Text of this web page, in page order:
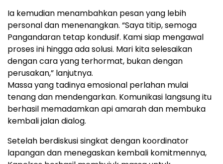
Ia kemudian menambahkan pesan yang lebih
personal dan menenangkan. “Saya titip, semoga
Pangandaran tetap kondusif. Kami siap mengawal
proses ini hingga ada solusi. Mari kita selesaikan
dengan cara yang terhormat, bukan dengan
perusakan,” lanjutnya.
Massa yang tadinya emosional perlahan mulai
tenang dan mendengarkan. Komunikasi langsung itu
berhasil memadamkan api amarah dan membuka
kembali jalan dialog.
Setelah berdiskusi singkat dengan koordinator
lapangan dan menegaskan kembali komitmennya,